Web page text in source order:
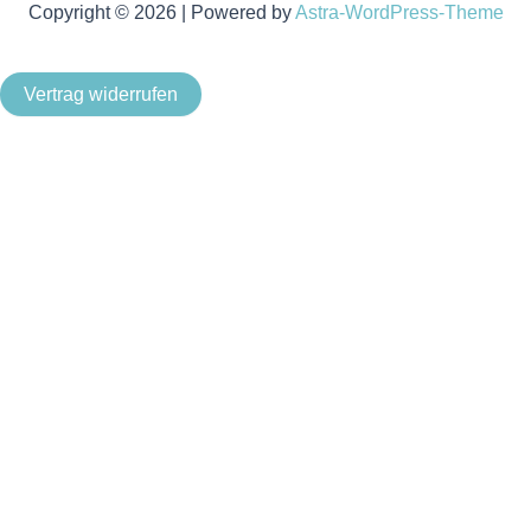
Copyright © 2026 | Powered byAstra-WordPress-Theme
Vertrag widerrufen